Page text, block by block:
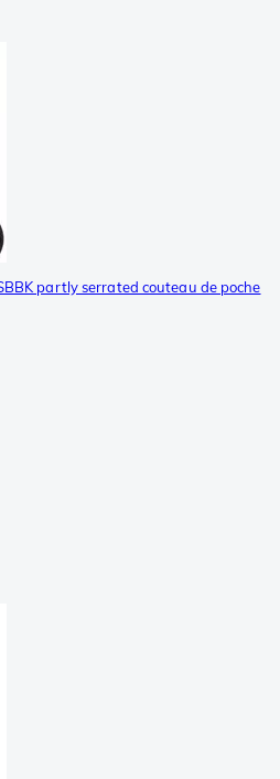
partly serrated couteau de poche